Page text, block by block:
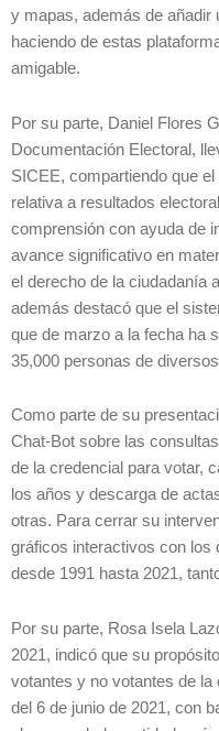
y mapas, además de añadir
haciendo de estas
amigable.
Por su parte, Daniel Flores
Documentación Electoral,
SICEE, compartiendo que
relativa a resultados
comprensión con ayuda de
avance significativo en
el derecho de la ciudadanía
además destacó que el
que de marzo a la fecha ha
35,000 personas de
Como parte de su
Chat-Bot sobre las
de la credencial para votar,
los años y descarga de
otras. Para cerrar su
gráficos interactivos con los
desde 1991 hasta 2021,
Por su parte, Rosa Isela
2021, indicó que su
votantes y no votantes de la
del 6 de junio de 2021, con